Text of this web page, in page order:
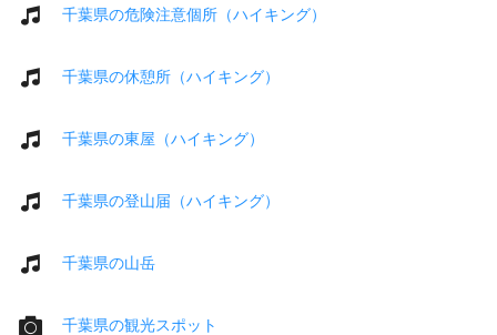
千葉県の危険注意個所（ハイキング）
千葉県の休憩所（ハイキング）
千葉県の東屋（ハイキング）
千葉県の登山届（ハイキング）
千葉県の山岳
千葉県の観光スポット